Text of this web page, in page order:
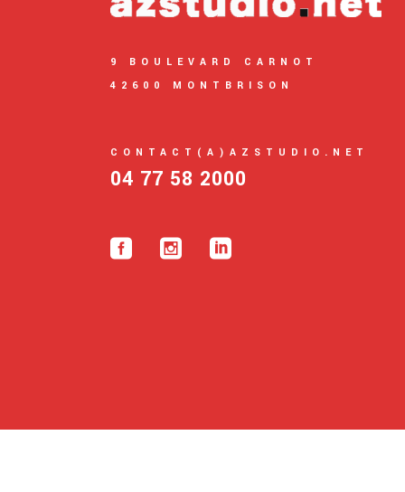
9 BOULEVARD CARNOT
42600 MONTBRISON
CONTACT(A)AZSTUDIO.NET
04 77 58 2000